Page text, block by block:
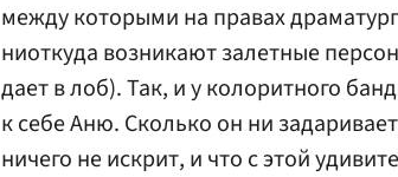
между которыми на правах
ниоткуда возникают залетные
дает в лоб). Так, и у колоритного
к себе Аню. Сколько он ни
ничего не искрит, и что с этой